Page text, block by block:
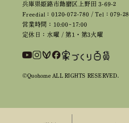
兵庫県姫路市飾磨区上野田 3-69-2
Freedial：0120-072-780 / Tel：079-
営業時間：10:00~17:00
定休日：水曜 / 第1・第3火曜
©Quohome ALL RIGHTS RESERVED.